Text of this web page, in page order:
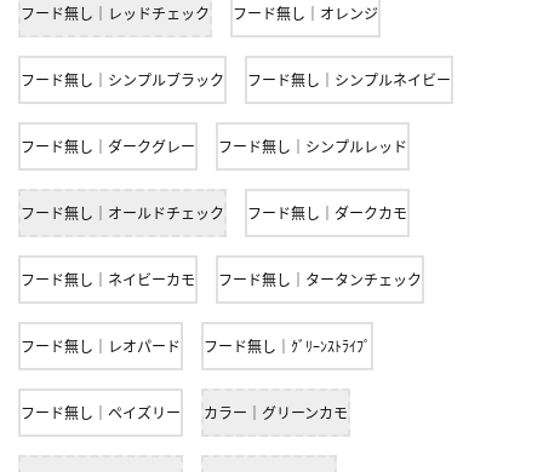
フード無し｜レッドチェック フード無し｜オレンジ
フード無し｜シンプルブラック フード無し｜シンプルネイビー
フード無し｜ダークグレー フード無し｜シンプルレッド
フード無し｜オールドチェック フード無し｜ダークカモ
フード無し｜ネイビーカモ フード無し｜タータンチェック
フード無し｜レオパード フード無し｜ｸﾞﾘｰﾝｽﾄﾗｲﾌﾟ
フード無し｜ペイズリー カラー｜グリーンカモ